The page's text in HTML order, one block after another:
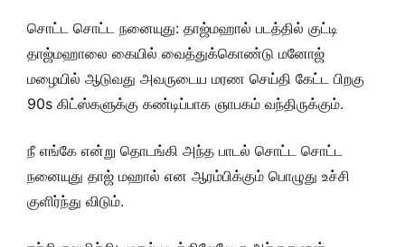
சொட்ட சொட்ட நனையுது: தாஜ்மஹால் படத்தில் குட்டி
தாஜ்மஹாலை கையில் வைத்துக்கொண்டு மனோஜ்
மழையில் ஆடுவது அவருடைய மரண செய்தி கேட்ட பிறகு
90s கிட்ஸ்களுக்கு கண்டிப்பாக ஞாபகம் வந்திருக்கும்.
நீ எங்கே என்று தொடங்கி அந்த பாடல் சொட்ட சொட்ட
நனையுது தாஜ் மஹால் என ஆரம்பிக்கும் பொழுது உச்சி
குளிர்ந்து விடும்.